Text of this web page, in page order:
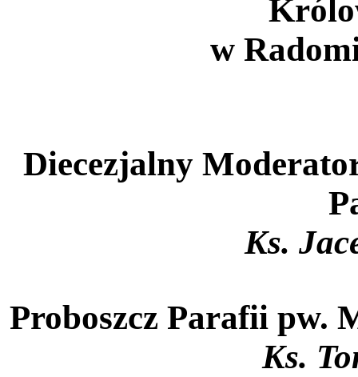
w
Diecezjalny
Ks.
Proboszcz Parafii pw.
Ks.